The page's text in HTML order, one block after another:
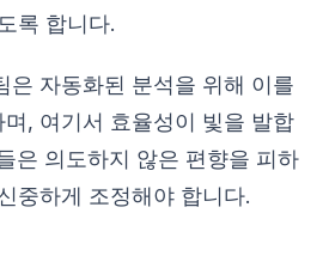
록 합니다.
은 자동화된 분석을 위해 이를
, 여기서 효율성이 빛을 발합
은 의도하지 않은 편향을 피하
중하게 조정해야 합니다.